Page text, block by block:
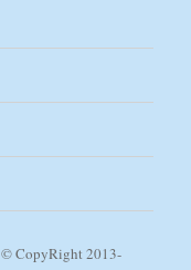
© CopyRight 2013-